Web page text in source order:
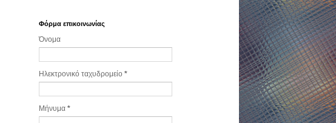
Φόρμα επικοινωνίας
Όνομα
Ηλεκτρονικό ταχυδρομείο *
Μήνυμα *